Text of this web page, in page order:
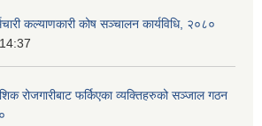
कल्याणकारी कोष सञ्चालन कार्यविधि, २०८०
रोजगारीबाट फर्किएका व्यक्तिहरुको सञ्जाल गठन